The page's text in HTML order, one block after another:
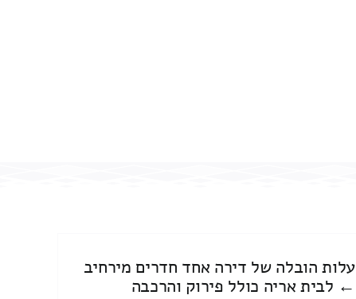
עלות הובלה של דירה אחד חדרים מירחיב
← לבית אריה כולל פירוק והרכבה